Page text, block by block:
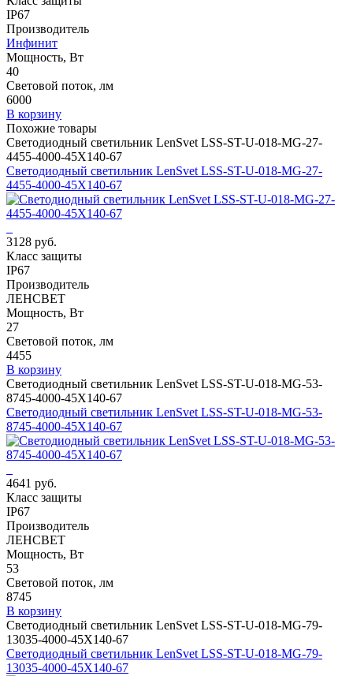
IP67
Производитель
Инфинит
Мощность, Вт
40
Световой поток, лм
6000
В корзину
Похожие товары
Светодиодный светильник LenSvet LSS-ST-U-018-MG-27-
4455-4000-45X140-67
Светодиодный светильник LenSvet LSS-ST-U-018-MG-27-
4455-4000-45X140-67
3128 руб.
Класс защиты
IP67
Производитель
ЛЕНСВЕТ
Мощность, Вт
27
Световой поток, лм
4455
В корзину
Светодиодный светильник LenSvet LSS-ST-U-018-MG-53-
8745-4000-45X140-67
Светодиодный светильник LenSvet LSS-ST-U-018-MG-53-
8745-4000-45X140-67
4641 руб.
Класс защиты
IP67
Производитель
ЛЕНСВЕТ
Мощность, Вт
53
Световой поток, лм
8745
В корзину
Светодиодный светильник LenSvet LSS-ST-U-018-MG-79-
13035-4000-45X140-67
Светодиодный светильник LenSvet LSS-ST-U-018-MG-79-
13035-4000-45X140-67